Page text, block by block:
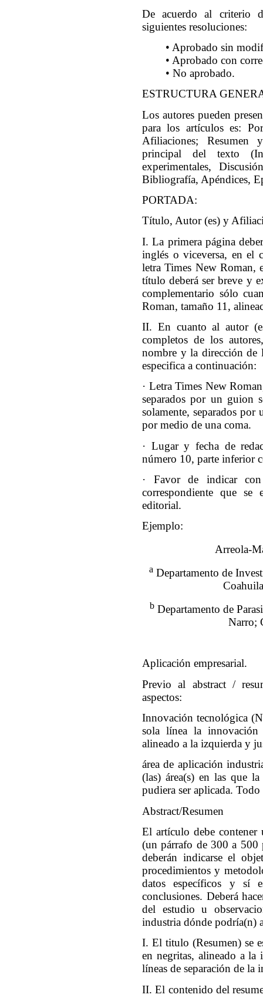
De acuerdo al criterio
siguientes resoluciones:
• Aprobado sin
• Aprobado con
• No aprobado.
ESTRUCTURA
Los autores pueden
para los artículos es:
Afiliaciones; Resumen
principal del texto
experimentales,
Bibliografía, Apéndices,
PORTADA:
Título, Autor (es) y
I. La primera página
inglés o viceversa, en el
letra Times New Roman,
título deberá ser breve y
complementario sólo
Roman, tamaño 11,
II. En cuanto al autor
completos de los
nombre y la dirección de
especifica a continuación:
· Letra Times New
separados por un guion
solamente, separados
por medio de una coma.
· Lugar y fecha de
número 10, parte inferior
· Favor de indicar
correspondiente que se
editorial.
Ejemplo:
Arreola-
aDepartamento de
b Departamento de
Narro;
Aplicación empresarial.
Previo al abstract /
aspectos:
Innovación tecnológica
sola línea la innovación
alineado a la izquierda y
área de aplicación
(las) área(s) en las que
pudiera ser aplicada.
Abstract/Resumen
El artículo debe contener
(un párrafo de 300 a 500
deberán indicarse el
procedimientos y
datos específicos y sí
conclusiones. Deberá
del estudio u
industria dónde podría(n)
I. El titulo (Resumen) se
en negritas, alineado a
líneas de separación de la
II. El contenido del